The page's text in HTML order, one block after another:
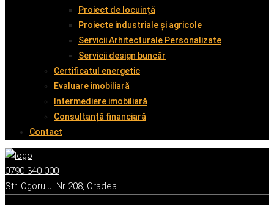
Proiect de locuință
Proiecte industriale și agricole
Servicii Arhitecturale Personalizate
Servicii design buncăr
Certificatul energetic
Evaluare imobiliară
Intermediere imobiliară
Consultanță financiară
Contact
0790 340 000
Str. Ogorului Nr 208, Oradea